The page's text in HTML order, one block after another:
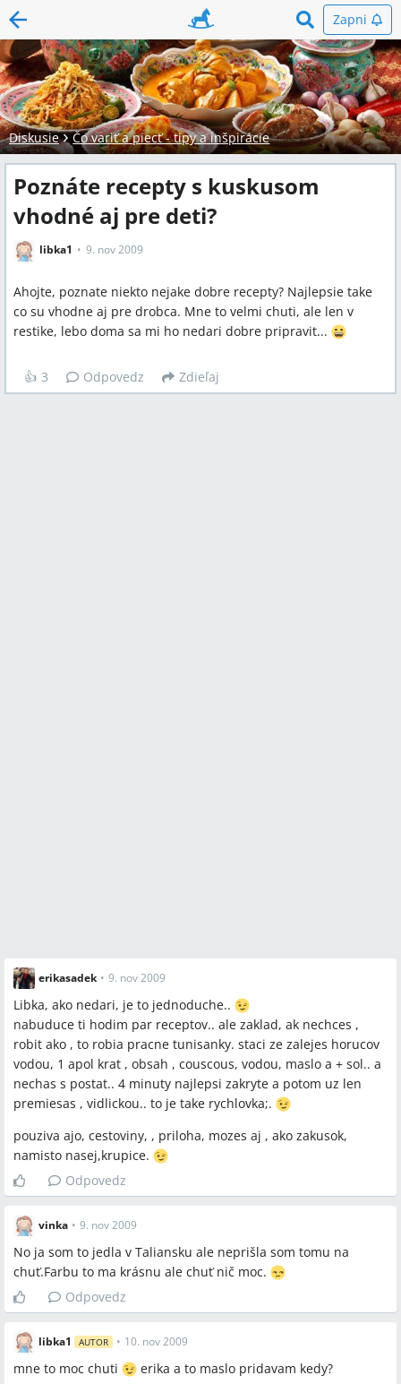
Zapni
Diskusie Čo variť a piecť - tipy a inšpirácie
Poznáte recepty s kuskusom
vhodné aj pre deti?
libka1 9. nov 2009
Ahojte, poznate niekto nejake dobre recepty? Najlepsie take
co su vhodne aj pre drobca. Mne to velmi chuti, ale len v
restike, lebo doma sa mi ho nedari dobre pripravit...
👍 3 Odpovedz Zdieľaj
erikasadek • 9. nov 2009
Libka, ako nedari, je to jednoduche..
nabuduce ti hodim par receptov.. ale zaklad, ak nechces ,
robit ako , to robia pracne tunisanky. staci ze zalejes horucov
vodou, 1 apol krat , obsah , couscous, vodou, maslo a + sol.. a
nechas s postat.. 4 minuty najlepsi zakryte a potom uz len
premiesas , vidlickou.. to je take rychlovka;.
pouziva ajo, cestoviny, , priloha, mozes aj , ako zakusok,
namisto nasej,krupice.
Odpovedz
vinka • 9. nov 2009
No ja som to jedla v Taliansku ale neprišla som tomu na
chuť.Farbu to ma krásnu ale chuť nič moc.
Odpovedz
libka1 AUTOR • 10. nov 2009
mne to moc chuti
erika a to maslo pridavam kedy?